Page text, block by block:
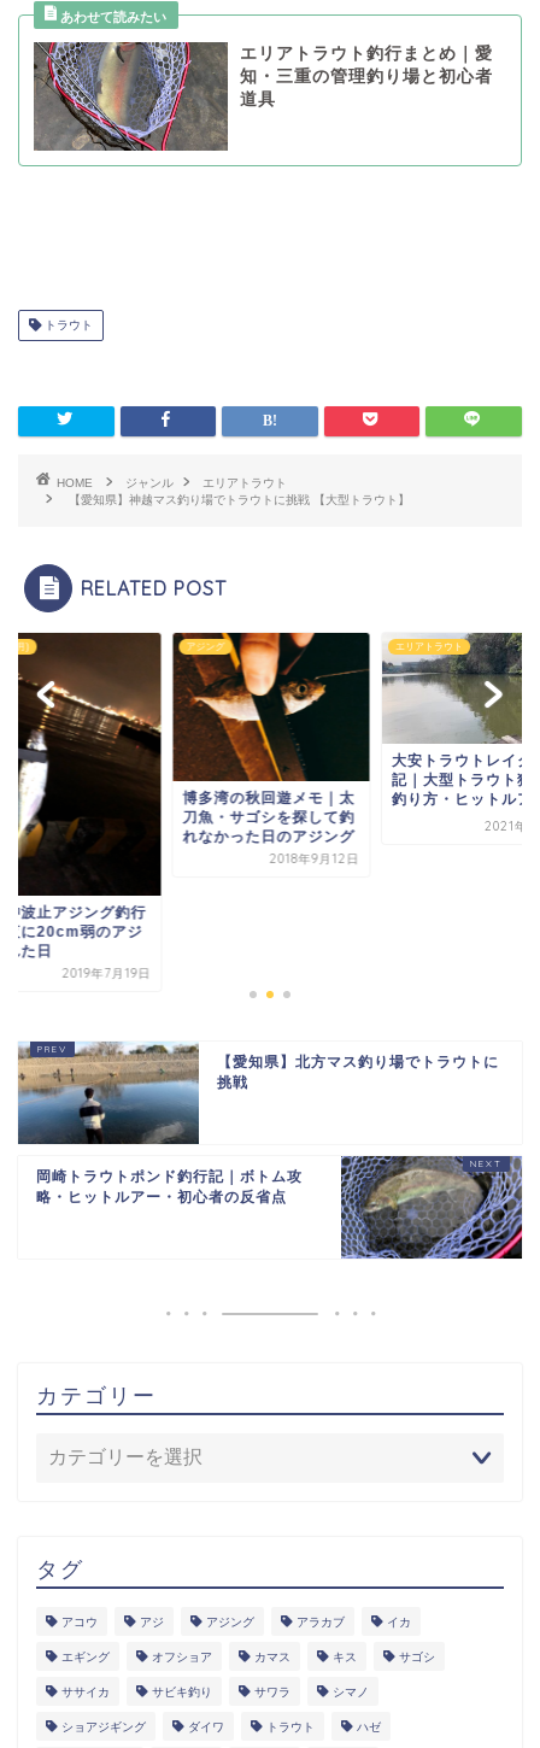
エリアトラウト釣行まとめ｜愛
知・三重の管理釣り場と初心者
道具
トラウト
HOME ジャンル
エリアトラウト
【愛知県】神越マス釣り場でトラウトに挑戦 【大型トラウト】
RELATED POST
~8月)
沖波止アジング釣行
夜に20cm弱のアジ
れた日
2019年7月19日
アジング
博多湾の秋回遊メモ｜太
刀魚・サゴシを探して釣
れなかった日のアジング
2018年9月12日
エリアトラウト
大安トラウトレイク
記｜大型トラウト狙
釣り方・ヒットルア
2021年3
【愛知県】北方マス釣り場でトラウトに
挑戦
岡崎トラウトポンド釣行記｜ボトム攻
略・ヒットルアー・初心者の反省点
カテゴリー
タグ
アコウ アジ アジング アラカブ イカ
エギング オフショア カマス キス サゴシ
ササイカ サビキ釣り サワラ シマノ
ショアジギング ダイワ トラウト ハゼ